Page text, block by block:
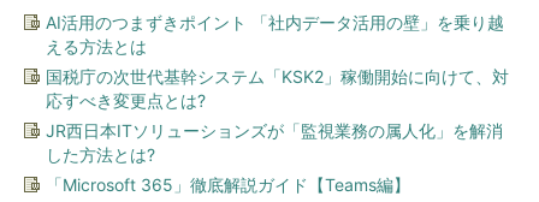
AI活用のつまずきポイント 「社内データ活用の壁」を乗り越
える方法とは
国税庁の次世代基幹システム「KSK2」稼働開始に向けて、対
応すべき変更点とは?
JR西日本ITソリューションズが「監視業務の属人化」を解消
した方法とは?
「Microsoft 365」徹底解説ガイド【Teams編】